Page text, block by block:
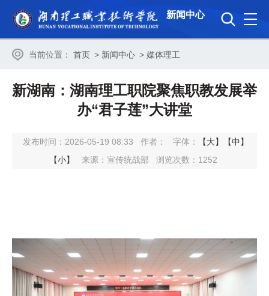
新闻中心
当前位置： 首页 > 新闻中心 > 媒体理工
新湖南：湖南理工职院聚焦职教发展举
办“君子莲”大讲堂
发布时间：2026-05-19 08:33 作者： 字体： 【大】
【中】
【小】
来源：宣传统战部 浏览次数： 1252